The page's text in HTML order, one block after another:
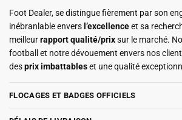
Foot Dealer, se distingue fièrement par son
inébranlable envers l’excellenceet sa
meilleurrapport qualité/prixsur le marché.
football et notre dévouement envers nos
desprix imbattableset une qualité
FLOCAGES ET BADGES OFFICIELS